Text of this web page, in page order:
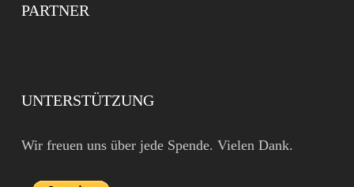
PARTNER
UNTERSTÜTZUNG
Wir freuen uns über jede Spende. Vielen Dank.